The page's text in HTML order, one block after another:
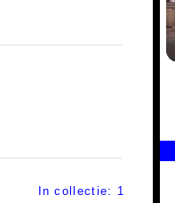
In collectie: 1